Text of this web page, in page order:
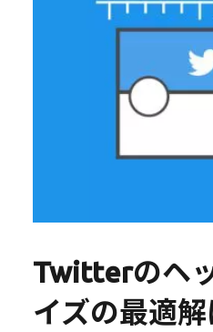
Twitterのヘ
イズの最適